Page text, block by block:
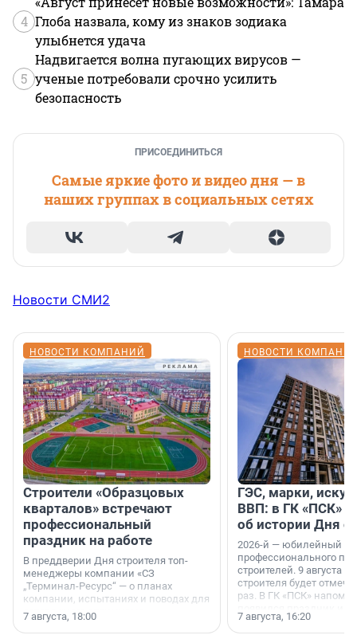
4 Глоба назвала, кому из знаков зодиака
улыбнется удача
5
Надвигается волна пугающих вирусов —
ученые потребовали срочно усилить
безопасность
ПРИСОЕДИНИТЬСЯ
Самые яркие фото и видео дня — в
наших группах в социальных сетях
Новости СМИ2
НОВОСТИ КОМПАНИЙ
Строители «Образцовых
кварталов» встречают
профессиональный
праздник на работе
В преддверии Дня строителя топ-
менеджеры компании «СЗ
„Терминал-Ресурс“ — о планах
компании, испытаниях и поводах для
осторожного оптимизма.
7 августа, 18:00
НОВОСТИ
ГЭС, марки,
ВВП: в ГК «ПСК»
об истории Дня
2026-й — юбилейный
профессионального
строителей. 9 августа
строителя будет
раз. В ГК «ПСК»
поменялась роль
7 августа, 16:20